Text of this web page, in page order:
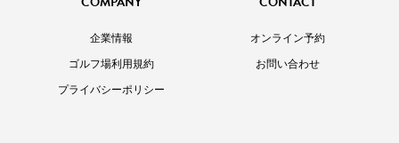
企業情報
ゴルフ場利用規約
プライバシーポリシー
オンライン予約
お問い合わせ